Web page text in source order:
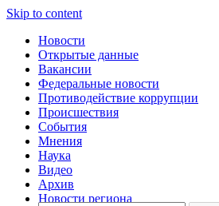
Skip to content
Новости
Открытые данные
Вакансии
Федеральные новости
Противодействие коррупции
Происшествия
События
Мнения
Наука
Видео
Архив
Новости региона